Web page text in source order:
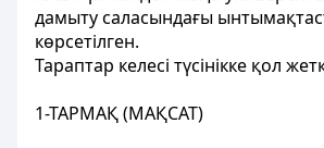
дамыту саласындағы
көрсетілген.
Тараптар келесі түсінікке қол
1-ТАРМАҚ (МАҚСАТ)